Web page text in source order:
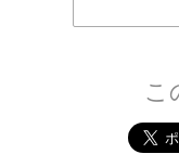
こ